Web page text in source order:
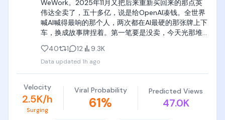
WeWork。2025年11月又把后来重新买回来的那点英
伟达全卖了，五十多亿，说是给OpenAI凑钱。全世界
喊AI喊得最响的那个人，两次都在AI最硬的那张牌上下
车，换成故事牌捏着。第一笔要是没卖，今天光那堆
没有，钱是拿住的人赚的——这课他学了两遍，还在
学。
40 1 12 9.3K
Data updated 1h ago
Velocity
2.5K/h
Surging
Viral Probability
61%
Predicted Views
47.0K